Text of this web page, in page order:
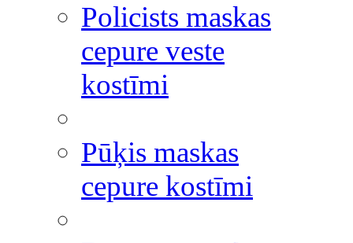
Policists maskas
cepure veste
kostīmi
Pūķis maskas
cepure kostīmi